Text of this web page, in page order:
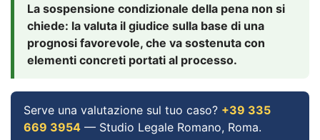
La sospensione condizionale della pena non si
chiede: la valuta il giudice sulla base di una
prognosi favorevole, che va sostenuta con
elementi concreti portati al processo.
Serve una valutazione sul tuo caso? +39 335
669 3954 — Studio Legale Romano, Roma.